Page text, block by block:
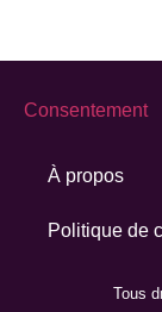
Tous
À propos
Politique de
Consentement